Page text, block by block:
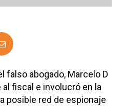
falso abogado, Marcelo D
fiscal e involucró en la
posible red de espionaje